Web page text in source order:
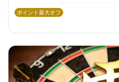
ポイント最大オフ